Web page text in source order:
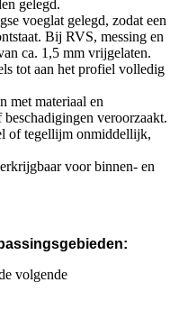
gelegd.
voeglat gelegd, zodat een
Bij RVS, messing en
ca. 1,5 mm vrijgelaten.
tot aan het profiel volledig
met materiaal en
beschadigingen veroorzaakt.
of tegellijm onmiddellijk,
voor binnen- en
volgende